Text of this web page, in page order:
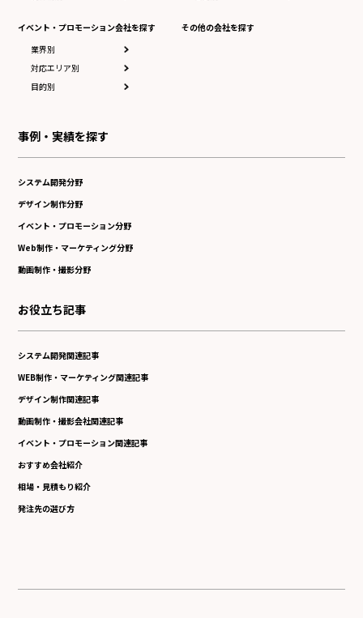
イベント・プロモーション会社を探す
業界別
対応エリア別
目的別
その他の会社を探す
事例・実績を探す
システム開発分野
デザイン制作分野
イベント・プロモーション分野
Web制作・マーケティング分野
動画制作・撮影分野
お役立ち記事
システム開発関連記事
WEB制作・マーケティング関連記事
デザイン制作関連記事
動画制作・撮影会社関連記事
イベント・プロモーション関連記事
おすすめ会社紹介
相場・見積もり紹介
発注先の選び方